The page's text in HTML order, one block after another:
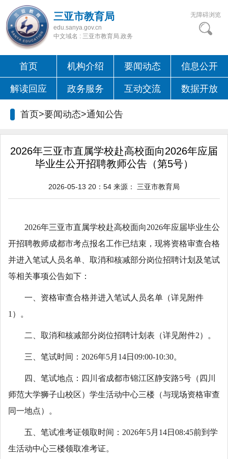
三亚市教育局
edu.sanya.gov.cn
中文域名 : 三亚市教育局.政务
无障碍浏览
首页 机构介绍 要闻动态 信息公开
解读回应 政务服务 互动交流 数据开放
首页>要闻动态>通知公告
2026年三亚市直属学校赴高校面向2026年应届
毕业生公开招聘教师公告（第5号）
2026-05-13 20：54 来源： 三亚市教育局
2026年三亚市直属学校赴高校面向2026年应届毕业生公
开招聘教师成都市考点报名工作已结束，现将资格审查合格
并进入笔试人员名单、取消和核减部分岗位招聘计划及笔试
等相关事项公告如下：
一、资格审查合格并进入笔试人员名单（详见附件
1）。
二、取消和核减部分岗位招聘计划表（详见附件2）。
三、笔试时间：2026年5月14日09:00-10:30。
四、笔试地点：四川省成都市锦江区静安路5号（四川
师范大学狮子山校区）学生活动中心三楼（与现场资格审查
同一地点）。
五、笔试准考证领取时间：2026年5月14日08:45前到学
生活动中心三楼领取准考证。